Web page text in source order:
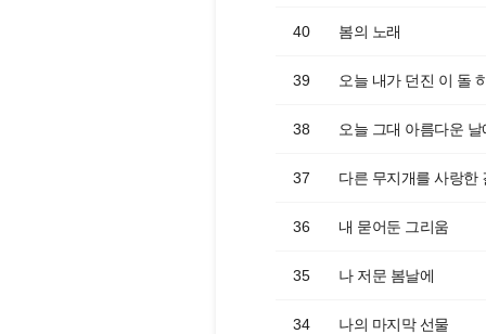
40 봄의 노래
39 오늘 내가 던진 이 돌
38 오늘 그대 아름다운 날
37 다른 무지개를 사랑한
36 내 묻어둔 그리움
35 나 저문 봄날에
34 나의 마지막 선물